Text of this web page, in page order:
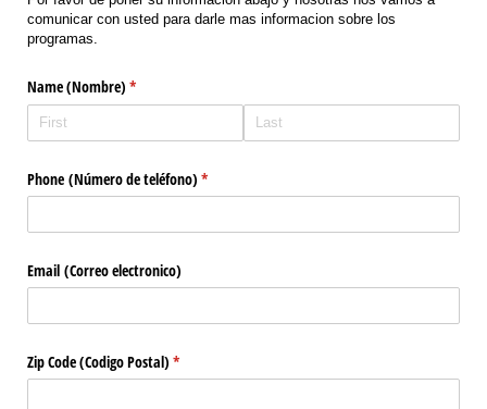
comunicar con usted para darle mas informacion sobre los
programas.
Name (Nombre) *
(required)
Phone (Número de teléfono) *
(required)
Email (Correo electronico)
Zip Code (Codigo Postal) *
(required)